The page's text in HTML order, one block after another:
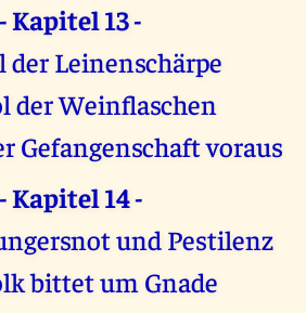
- Kapitel 13 -
der Leinenschärpe
der Weinflaschen
Gefangenschaft voraus
- Kapitel 14 -
und Pestilenz
bittet um Gnade